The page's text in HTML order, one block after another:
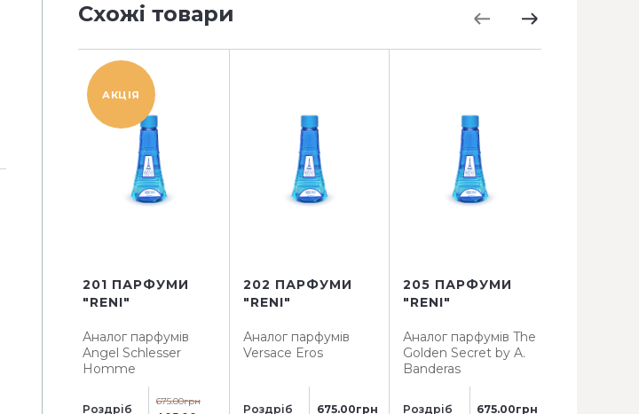
Схожі товари
АКЦІЯ
201 ПАРФУМИ
"RENI"
Аналог парфумів
Angel Schlesser
Homme
Роздріб
675.00грн
202 ПАРФУМИ
"RENI"
Аналог парфумів
Versace Eros
Роздріб 675.00грн
205 ПАРФУМИ
"RENI"
Аналог парфумів The
Golden Secret by A.
Banderas
Роздріб 675.00грн